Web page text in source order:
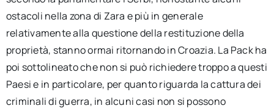
ostacoli nella zona di Zara e più in generale
relativamente alla questione della restituzione della
proprietà, stanno ormai ritornando in Croazia. La Pack ha
poi sottolineato che non si può richiedere troppo a questi
Paesi e in particolare, per quanto riguarda la cattura dei
criminali di guerra, in alcuni casi non si possono